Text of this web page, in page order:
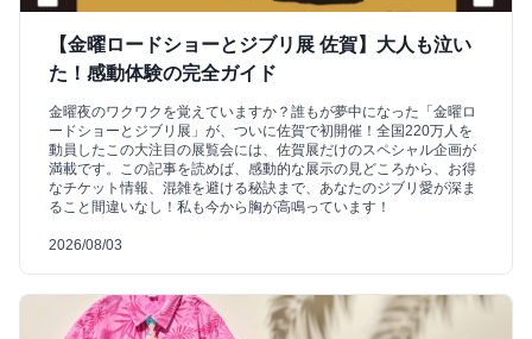
【金曜ロードショーとジブリ展 佐賀】大人も泣い
た！感動体験の完全ガイド
金曜夜のワクワクを覚えていますか？誰もが夢中になった「金曜ロ
ードショーとジブリ展」が、ついに佐賀で初開催！全国220万人を
動員したこの大注目の展覧会には、佐賀展だけのスペシャル企画が
満載です。この記事を読めば、感動的な展示の見どころから、お得
なチケット情報、混雑を避ける秘訣まで、あなたのジブリ愛が深ま
ること間違いなし！私も今から胸が高鳴っています！
2026/08/03